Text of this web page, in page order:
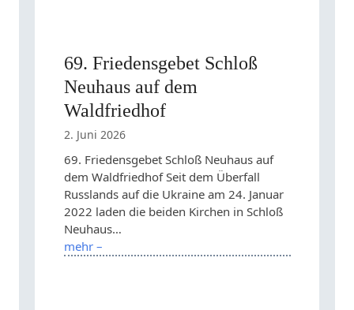
69. Friedensgebet Schloß
Neuhaus auf dem
Waldfriedhof
2. Juni 2026
69. Friedensgebet Schloß Neuhaus auf
dem Waldfriedhof Seit dem Überfall
Russlands auf die Ukraine am 24. Januar
2022 laden die beiden Kirchen in Schloß
Neuhaus…
mehr –